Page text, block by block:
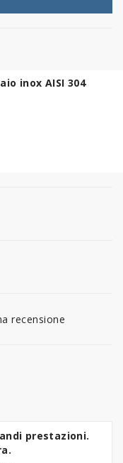
inox AISI 304
recensione
prestazioni.